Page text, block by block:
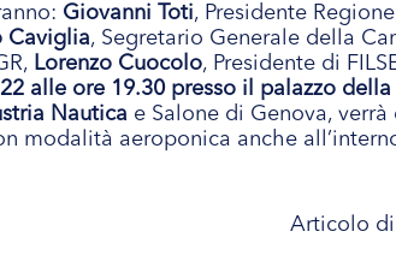
Giovanni Toti, Presidente
Caviglia, Segretario Generale della
Lorenzo Cuocolo, Presidente di
alle ore 19.30 presso il palazzo
Nautica e Salone di Genova,
modalità aeroponica anche
Articolo